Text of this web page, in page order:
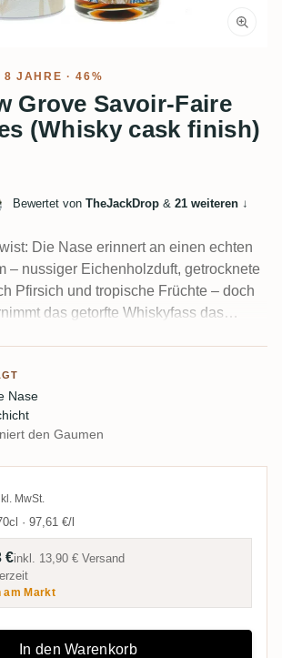
8 JAHRE · 46%
Grove Savoir-Faire
(Whisky cask finish)
Bewertet von TheJackDrop & 21 weiteren ↓
Die Nase erinnert an einen echten
– nussiger Eichenholzduft, getrocknete
Pfirsich und tropische Früchte – doch
das getorfte Whiskyfass das
kräftige Tannine, Erde und ein
Einige Verkoster meinten, der
Tisch umgeworfen" und die Identität des
Nase
den Gaumen
MwSt.
· 97,61 €/l
€inkl. 13,90 € Versand
am Markt
In den Warenkorb